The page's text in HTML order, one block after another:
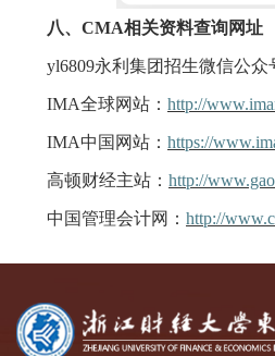
八、 CMA相关资料查询网址
yl6809永利集团招生微信公众
IMA全球网站： http://
IMA中国网站： https://
高顿财经主站： http://
中国管理会计网： http://